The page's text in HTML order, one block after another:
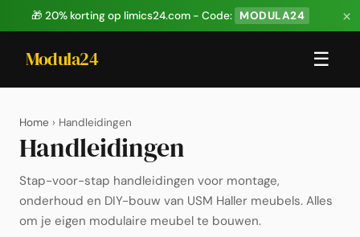
🎁 20% korting op limics24.com - Code: MODULA24 ×
Modula24 ☰
Home › Handleidingen
Handleidingen
Stap-voor-stap handleidingen voor montage,
onderhoud en DIY-bouw van USM Haller meubels. Alles
om je eigen modulaire meubel te bouwen.